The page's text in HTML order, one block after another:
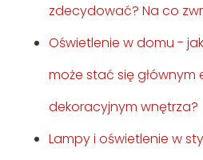
zdecydować? Na co
Oświetlenie w domu -
może stać się głównym
dekoracyjnym wnętrza?
Lampy i oświetlenie w